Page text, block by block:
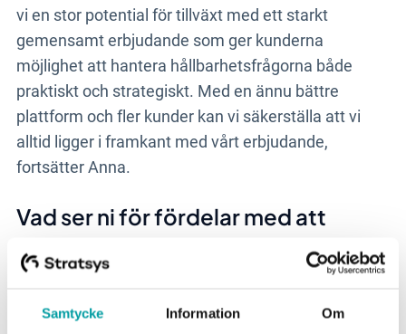
Samtycke Information Om
vi en stor potential för tillväxt med ett starkt
gemensamt erbjudande som ger kunderna
möjlighet att hantera hållbarhetsfrågorna både
praktiskt och strategiskt. Med en ännu bättre
plattform och fler kunder kan vi säkerställa att vi
alltid ligger i framkant med vårt erbjudande,
fortsätter Anna.
Vad ser ni för fördelar med att
kombinera Stratsys och Evaluates
erbjudanden för era kunder?